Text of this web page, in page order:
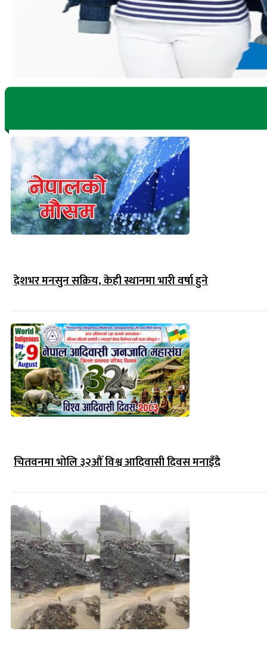
देशभर मनसुन सक्रिय, केही स्थानमा भारी वर्षा हुने
चितवनमा भोलि ३२औँ विश्व आदिवासी दिवस मनाइँदै